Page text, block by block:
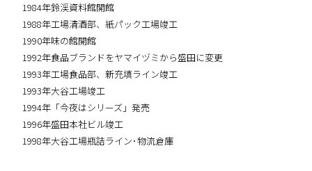
1984年鈴渓資料館開館
1988年工場清酒部、紙パック工場竣工
1990年味の館開館
1992年食品ブランドをヤマイヅミから盛田に変更
1993年工場食品部、新充填ライン竣工
1993年大谷工場竣工
1994年「今夜はシリーズ」発売
1996年盛田本社ビル竣工
1998年大谷工場瓶詰ライン･物流倉庫